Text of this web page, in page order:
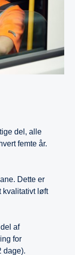
del, alle
femte år.
Dette er
kvalitativt løft
af
for
dage).